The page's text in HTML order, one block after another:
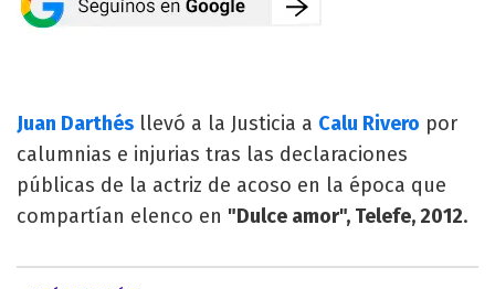
Juan Darthés llevó a la Justicia a Calu Rivero por
calumnias e injurias tras las declaraciones
públicas de la actriz de acoso en la época que
compartían elenco en "Dulce amor", Telefe, 2012.